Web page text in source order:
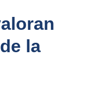
la